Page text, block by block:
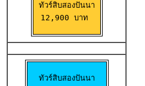
ทัวร์สิบสองปันนา
12,900 บาท
ทัวร์สิบสองปันนา